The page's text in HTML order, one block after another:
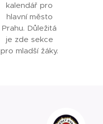
kalendář pro
hlavní město
Prahu. Důležitá
je zde sekce
pro mladší žáky.